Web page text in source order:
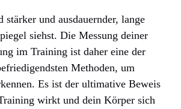
und ausdauernder, lange
siehst. Die Messung deiner
im Training ist daher eine der
Methoden, um
Es ist der ultimative Beweis
wirkt und dein Körper sich